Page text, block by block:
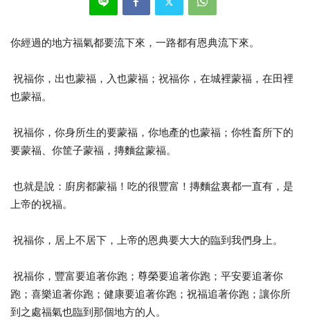
你經過的地方福氣都要流下來，一路都有恩典流下來。
祝福你，出也蒙福，入也蒙福；祝福你，在城裡蒙福，在田裡
也蒙福。
祝福你，你身所生的要蒙福，你地產的也蒙福；你牲畜所下的
要蒙福、你筐子蒙福，摶麵盆蒙福。
也就是說：廚房都蒙福！吃的很豐富！摶麵盆裏都一直有，是
上帝的祝福。
祝福你，居上不居下，上帝的恩典要大大的臨到我們身上。
祝福你，豐富要追著你跑；尊榮要追著你跑；平安要追著你
跑；喜樂追著你跑；健康要追著你跑；祝福追著你跑；讓你所
到之處福氣也臨到那個地方的人。